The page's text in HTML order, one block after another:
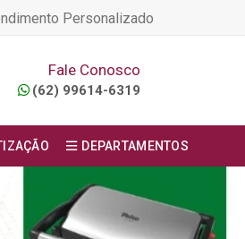
Personalizado
Fale Conosco
(62) 99614-6319
DEPARTAMENTOS